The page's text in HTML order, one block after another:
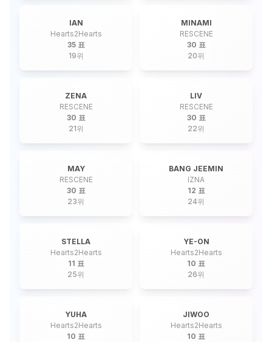
IAN
Hearts2Hearts
35 표
19위
MINAMI
RESCENE
30 표
20위
ZENA
RESCENE
30 표
21위
LIV
RESCENE
30 표
22위
MAY
RESCENE
30 표
23위
BANG JEEMIN
IZNA
12 표
24위
STELLA
Hearts2Hearts
11 표
25위
YE-ON
Hearts2Hearts
10 표
26위
YUHA
Hearts2Hearts
10 표
JIWOO
Hearts2Hearts
10 표